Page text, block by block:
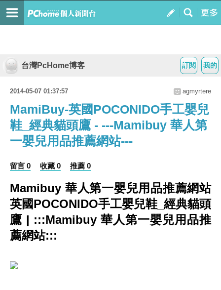
我的
訂閱
台灣PcHome博客
2014-05-07 01:37:57 agmyrtere
MamiBuy-英國POCONIDO手工嬰兒
鞋_經典貓頭鷹 - ---Mamibuy 華人第
一嬰兒用品推薦網站---
留言 0 收藏 0 推薦 0
Mamibuy 華人第一嬰兒用品推薦網站
英國POCONIDO手工嬰兒鞋_經典貓頭
鷹 | :::Mamibuy 華人第一嬰兒用品推
薦網站:::